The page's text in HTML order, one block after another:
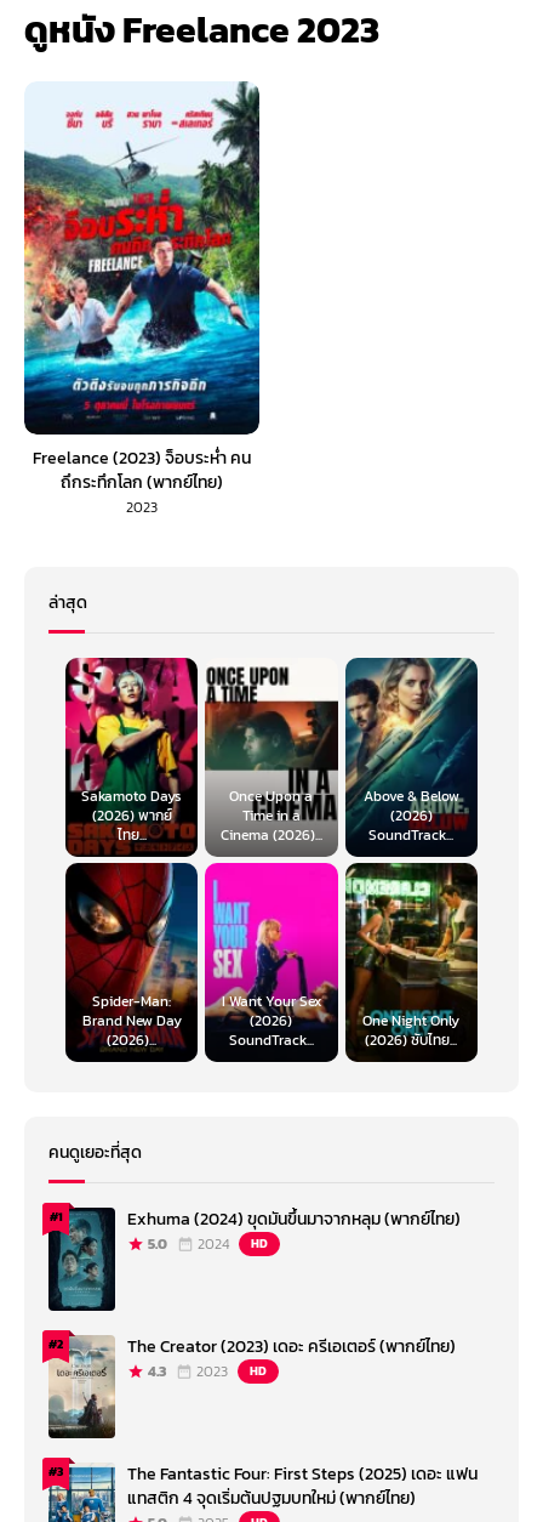
ดูหนัง Freelance 2023
Freelance (2023) จ็อบระห่ำ คน
ถึกระทึกโลก (พากย์ไทย)
2023
ล่าสุด
Sakamoto Days
(2026) พากย์
ไทย...
Once Upon a
Time in a
Cinema (2026)...
Above & Below
(2026)
SoundTrack...
Spider-Man:
Brand New Day
(2026)...
I Want Your Sex
(2026)
SoundTrack...
One Night Only
(2026) ซับไทย...
คนดูเยอะที่สุด
#1 Exhuma (2024) ขุดมันขึ้นมาจากหลุม (พากย์ไทย)
5.0 2024 HD
#2 The Creator (2023) เดอะ ครีเอเตอร์ (พากย์ไทย)
4.3 2023 HD
#3
The Fantastic Four: First Steps (2025) เดอะ แฟน
แทสติก 4 จุดเริ่มต้นปฐมบทใหม่ (พากย์ไทย)